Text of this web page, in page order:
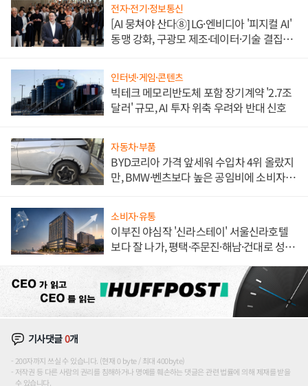
전자·전기·정보통신
[AI 뭉쳐야 산다⑧] LG·엔비디아 '피지컬 AI'
동맹 강화, 구광모 제조·데이터·기술 결집
인터넷·게임·콘텐츠
빅테크 메모리반도체 포함 장기계약 '2.7조
달러' 규모, AI 투자 위축 우려와 반대 신호
자동차·부품
BYD코리아 가격 앞세워 수입차 4위 올랐지
만, BMW·벤츠보다 높은 공임비에 소비자
소비자·유통
이부진 야심작 '신라스테이' 서울신라호텔
보다 잘 나가, 평택·주문진·해남·건대로 성
기사댓글0개
200자까지 쓰실 수 있습니다. (현재 0 byte / 최대 400byte)
저작권 등 다른 사람의 권리를 침해하거나 명예를 훼손하는 댓글은 관련 법률에 의해 제재를 받을
수 있습니다.